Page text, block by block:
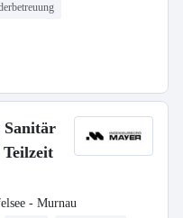
Sanitär
- Murnau